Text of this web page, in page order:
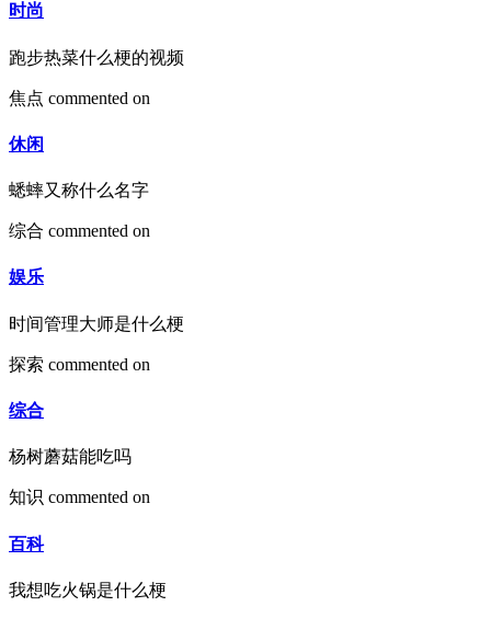
时尚
跑步热菜什么梗的视频
焦点 commented on
休闲
蟋蟀又称什么名字
综合 commented on
娱乐
时间管理大师是什么梗
探索 commented on
综合
杨树蘑菇能吃吗
知识 commented on
百科
我想吃火锅是什么梗